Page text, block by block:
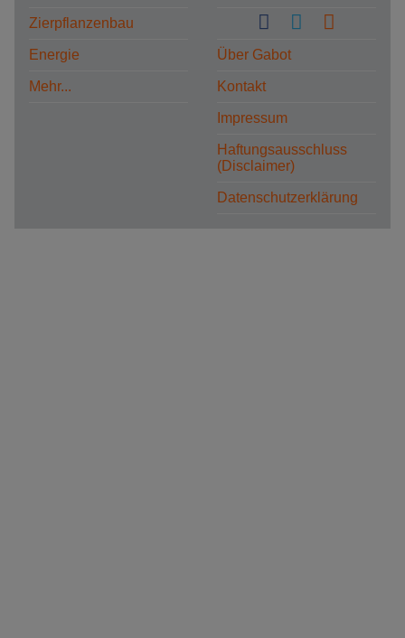
Zierpflanzenbau
Energie
Mehr...
Über Gabot
Kontakt
Impressum
Haftungsausschluss
(Disclaimer)
Datenschutzerklärung